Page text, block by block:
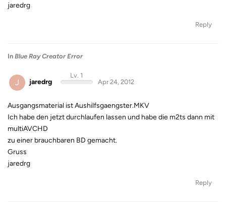
jaredrg
Reply
In Blue Ray Creator Error
J jaredrg
Lv. 1
Apr 24, 2012
Ausgangsmaterial ist Aushilfsgaengster.MKV
Ich habe den jetzt durchlaufen lassen und habe die m2ts dann mit
multiAVCHD
zu einer brauchbaren BD gemacht.
Gruss
jaredrg
Reply